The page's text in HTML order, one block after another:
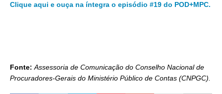
Clique aqui e ouça na íntegra o episódio #19 do POD+MPC.
Fonte: Assessoria de Comunicação do Conselho Nacional de
Procuradores-Gerais do Ministério Público de Contas (CNPGC).